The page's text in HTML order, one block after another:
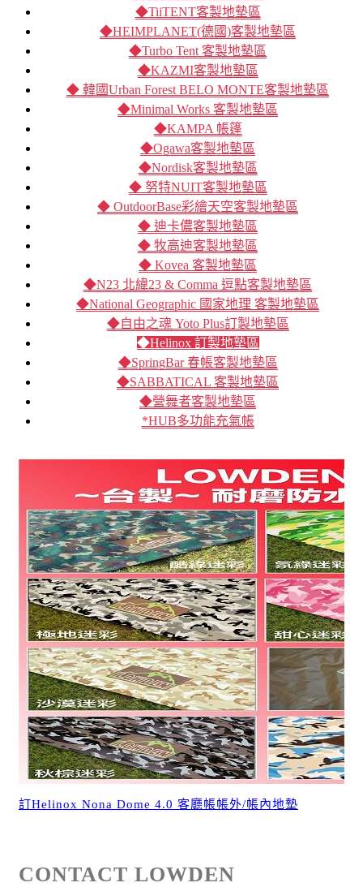
◆TiiTENT客製地墊區
◆HEIMPLANET(德國)客製地墊區
◆Turbo Tent 客製地墊區
◆KAZMI客製地墊區
◆ 韓國Urban Forest BELO MONTE客製地墊區
◆Minimal Works 客製地墊區
◆KAMPA 帳篷
◆Ogawa客製地墊區
◆Nordisk客製地墊區
◆ 努特NUIT客製地墊區
◆ OutdoorBase彩繪天空客製地墊區
◆ 迪卡儂客製地墊區
◆ 牧高迪客製地墊區
◆ Kovea 客製地墊區
◆N23 北緯23 & Comma 逗點客製地墊區
◆National Geographic 國家地理 客製地墊區
◆自由之魂 Yoto Plus訂製地墊區
◆Helinox 訂製地墊區
◆SpringBar 春帳客製地墊區
◆SABBATICAL 客製地墊區
◆營舞者客製地墊區
*HUB多功能充氣帳
訂Helinox Nona Dome 4.0 客廳帳帳外/帳內地墊
CONTACT LOWDEN